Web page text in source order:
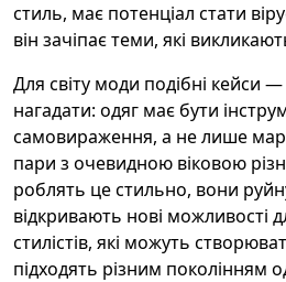
стиль, має потенціал стати
він зачіпає теми, які
Для світу моди подібні кейси
нагадати: одяг має бути
самовираження, а не лише
пари з очевидною віковою
роблять це стильно, вони
відкривають нові можливості
стилістів, які можуть
підходять різним поколінням